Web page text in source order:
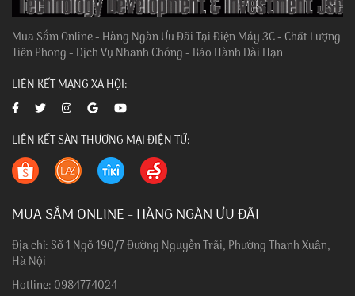
Mua Sắm Online - Hàng Ngàn Ưu Đãi Tại Điện Máy 3C - Chất Lượng
Tiên Phong - Dịch Vụ Nhanh Chóng - Bảo Hành Dài Hạn
LIÊN KẾT MẠNG XÃ HỘI:
LIÊN KẾT SÀN THƯƠNG MẠI ĐIỆN TỬ:
MUA SẮM ONLINE - HÀNG NGÀN ƯU ĐÃI
Địa chỉ: Số 1 Ngõ 190/7 Đường Nguyễn Trãi, Phường Thanh Xuân,
Hà Nội
Hotline: 0984774024